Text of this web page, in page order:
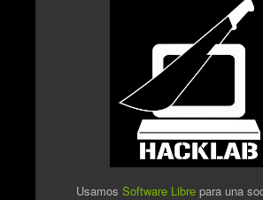
Usamos Software Librepara una